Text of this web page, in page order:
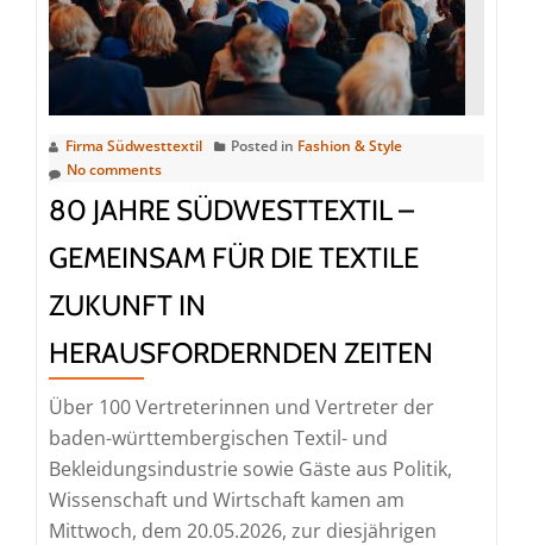
Onlinekommunikation
–
vom
Mut
neue
zu
Firma Südwesttextil Posted in Fashion & Style
No comments
80 JAHRE SÜDWESTTEXTIL –
GEMEINSAM FÜR DIE TEXTILE
ZUKUNFT IN
HERAUSFORDERNDEN ZEITEN
Über 100 Vertreterinnen und Vertreter der
baden-württembergischen Textil- und
Bekleidungsindustrie sowie Gäste aus Politik,
Wissenschaft und Wirtschaft kamen am
Mittwoch, dem 20.05.2026, zur diesjährigen